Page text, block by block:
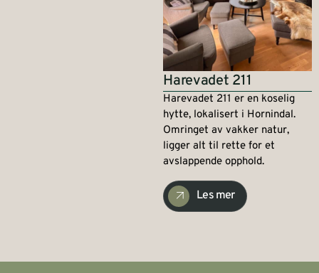
Harevadet 211
Harevadet 211 er en koselig
hytte, lokalisert i Hornindal.
Omringet av vakker natur,
ligger alt til rette for et
avslappende opphold.
Les mer